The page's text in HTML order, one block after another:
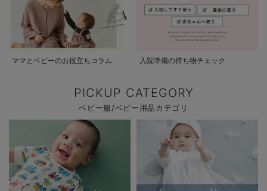
ママとベビーのお役立ちコラム 入院準備の持ち物チェック
PICKUP CATEGORY
ベビー服/ベビー用品カテゴリ